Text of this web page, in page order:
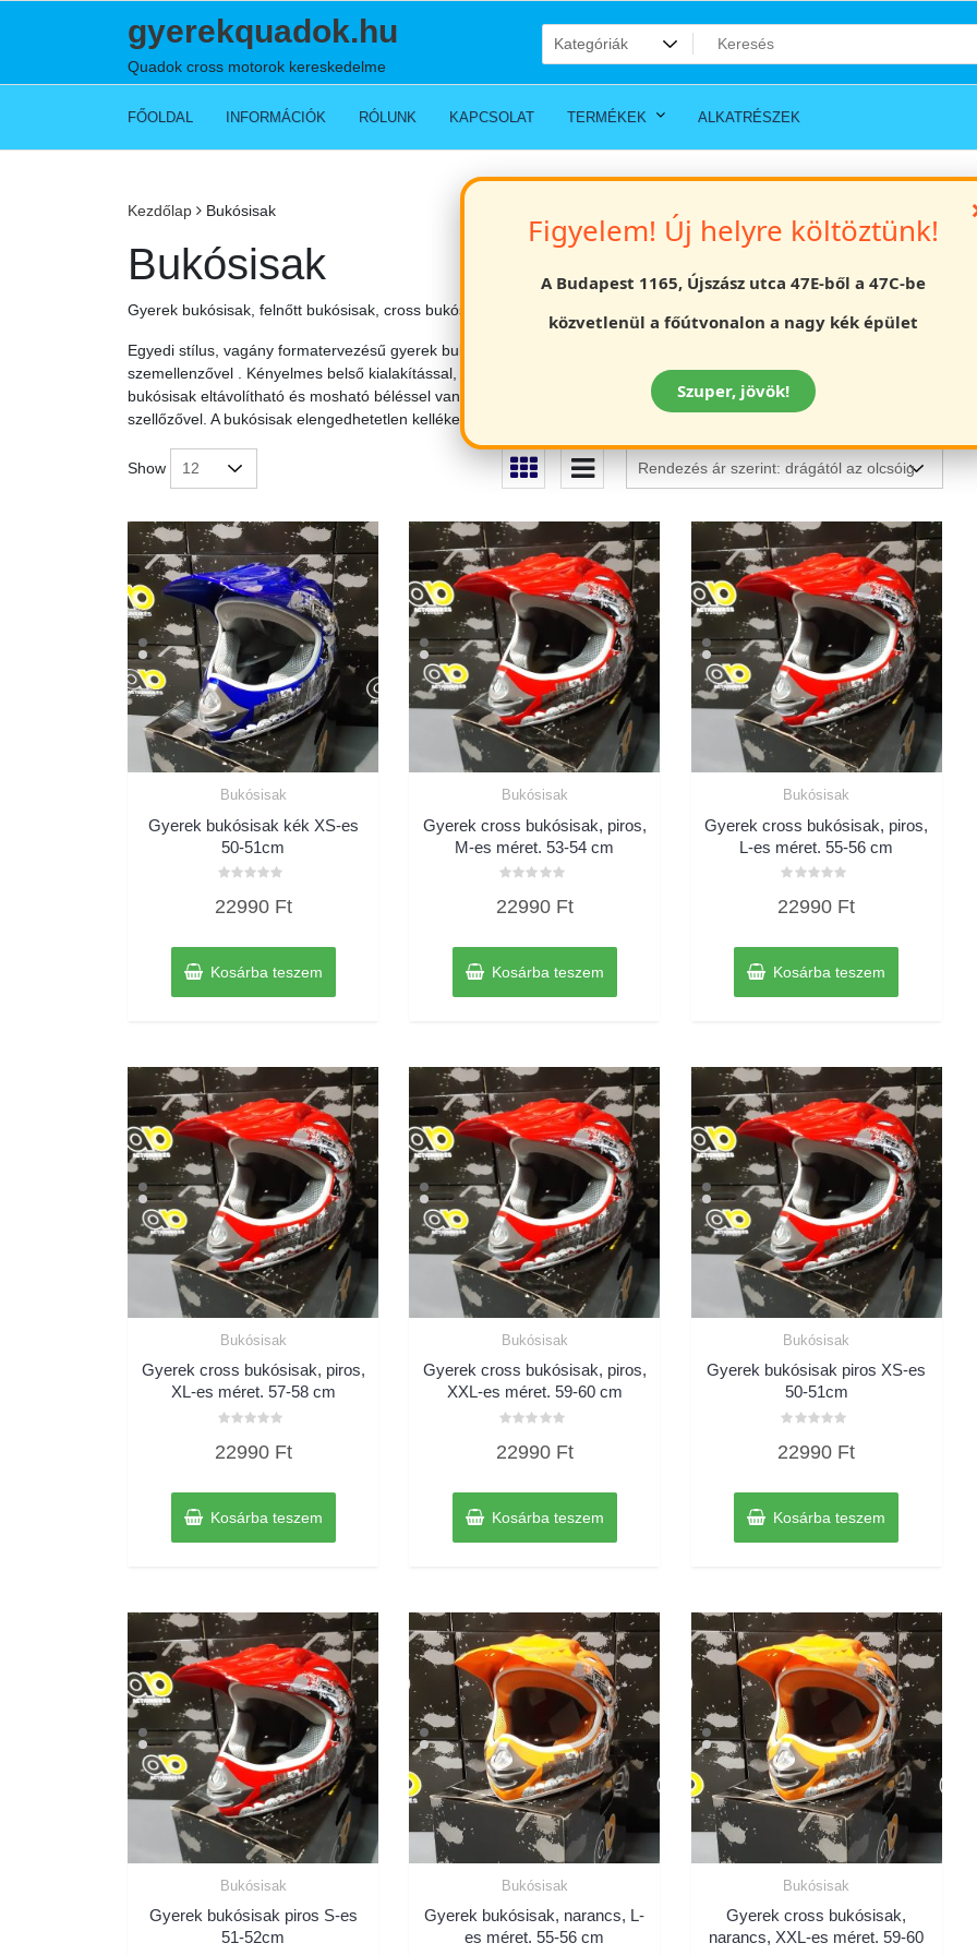
gyerekquadok.hu
Quadok cross motorok kereskedelme
FŐOLDAL INFORMÁCIÓK RÓLUNK KAPCSOLAT TERMÉKEK ALKATRÉSZEK
Kezdőlap Bukósisak
Bukósisak
Gyerek bukósisak, felnőtt bukósisak, cross bukósisak.
Egyedi stílus, vagány formatervezésű gyerek bukósisak különböző színekben és méretekben. Praktikus, állítható
szemellenzővel . Kényelmes belső kialakítással, ezáltal nagyon komfortos a használat. Az általunk forgalmazott gyerek
bukósisak eltávolítható és mosható béléssel vannak ellátva és lélegző anyagból készülnek. Szénszűrős elülső
szellőzővel. A bukósisak elengedhetetlen kelléke a quadozásnak és motorozásnak.
Show
Bukósisak
Gyerek bukósisak kék XS-es
50-51cm
0
22990 Ft
Kosárba teszem
Bukósisak
Gyerek cross bukósisak, piros,
M-es méret. 53-54 cm
0
22990 Ft
Kosárba teszem
Bukósisak
Gyerek cross bukósisak, piros,
L-es méret. 55-56 cm
0
22990 Ft
Kosárba teszem
Bukósisak
Gyerek cross bukósisak, piros,
XL-es méret. 57-58 cm
0
22990 Ft
Kosárba teszem
Bukósisak
Gyerek cross bukósisak, piros,
XXL-es méret. 59-60 cm
0
22990 Ft
Kosárba teszem
Bukósisak
Gyerek bukósisak piros XS-es
50-51cm
0
22990 Ft
Kosárba teszem
Bukósisak
Gyerek bukósisak piros S-es
51-52cm
Bukósisak
Gyerek bukósisak, narancs, L-
es méret. 55-56 cm
Bukósisak
Gyerek cross bukósisak,
narancs, XXL-es méret. 59-60
Figyelem! Új helyre költöztünk!
A Budapest 1165, Újszász utca 47E-ből a 47C-be
közvetlenül a főútvonalon a nagy kék épület
Szuper, jövök!